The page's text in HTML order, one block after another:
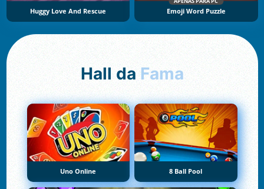
Huggy Love And Rescue Emoji Word Puzzle
Hall da Fama
Uno Online 8 Ball Pool